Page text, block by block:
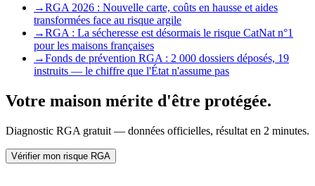
→RGA 2026 : Nouvelle carte, coûts en hausse et aides
transformées face au risque argile
→RGA : La sécheresse est désormais le risque CatNat n°1
pour les maisons françaises
→Fonds de prévention RGA : 2 000 dossiers déposés, 19
instruits — le chiffre que l'État n'assume pas
Votre maison mérite d'être protégée.
Diagnostic RGA gratuit — données officielles, résultat en 2 minutes.
Vérifier mon risque RGA